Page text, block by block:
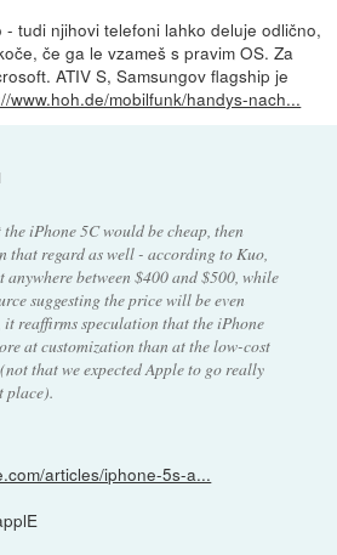
tudi njihovi telefoni lahko deluje odlično,
če ga le vzameš s pravim OS. Za
ATIV S, Samsungov flagship je
www.hoh.de/mobilfunk/handys-nach...
iPhone 5C would be cheap, then
that regard as well - according to Kuo,
between $400 and $500, while
suggesting the price will be even
reaffirms speculation that the iPhone
at customization than at the low-cost
that we expected Apple to go really
place).
articles/iphone-5s-a...